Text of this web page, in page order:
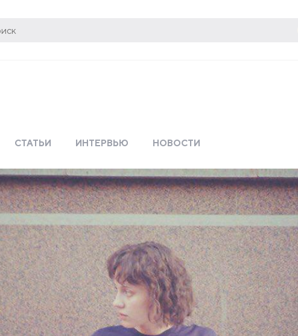
СТАТЬИ ИНТЕРВЬЮ НОВОСТИ